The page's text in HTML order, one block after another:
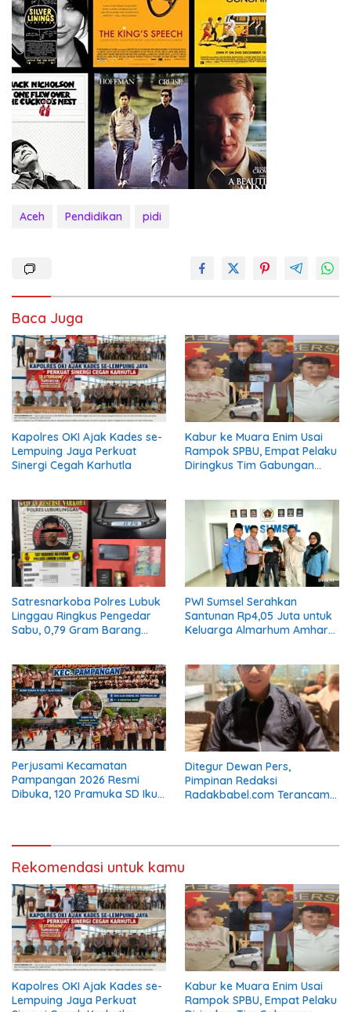
Aceh Pendidikan pidi
Baca Juga
Kapolres OKI Ajak Kades se-
Lempuing Jaya Perkuat
Sinergi Cegah Karhutla
Kabur ke Muara Enim Usai
Rampok SPBU, Empat Pelaku
Diringkus Tim Gabungan
Satresnarkoba Polres Lubuk
Linggau Ringkus Pengedar
Sabu, 0,79 Gram Barang
PWI Sumsel Serahkan
Santunan Rp4,05 Juta untuk
Keluarga Almarhum Amhar
Perjusami Kecamatan
Pampangan 2026 Resmi
Dibuka, 120 Pramuka SD Ikuti
Ditegur Dewan Pers,
Pimpinan Redaksi
Radakbabel.com Terancam
Rekomendasi untuk kamu
Kapolres OKI Ajak Kades se-
Lempuing Jaya Perkuat
Kabur ke Muara Enim Usai
Rampok SPBU, Empat Pelaku